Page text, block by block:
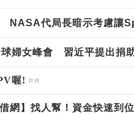
NASA代局長暗示考慮讓
婦女峰會 習近平提出捐
喔!
網】找人幫！資金快速到位